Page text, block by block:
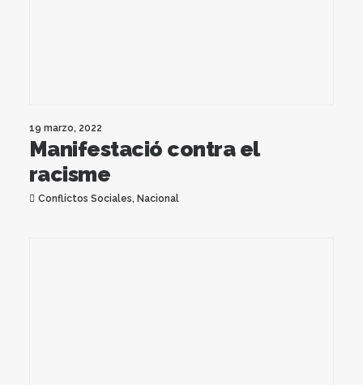
19 marzo, 2022
Manifestació contra el
racisme
Conflictos Sociales, Nacional